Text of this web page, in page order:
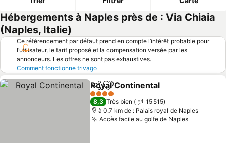
Hébergements à Naples près de : Via Chiaia
(Naples, Italie)
Ce référencement par défaut prend en compte l’intérêt probable pour
l’utilisateur, le tarif proposé et la compensation versée par les
annonceurs. Les offres ne sont pas exhaustives.
Comment fonctionne trivago
PartagerAjouter à mes favoris
Royal Continental
4 Étoiles
8,3 Très bien
15 515
à 0.7 km de : Palais royal de Naples
Accès facile au golfe de Naples